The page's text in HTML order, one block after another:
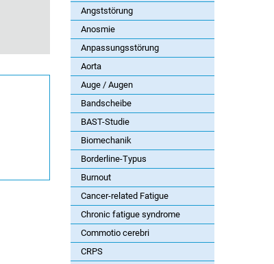
Angststörung
Anosmie
Anpassungsstörung
Aorta
Auge / Augen
Bandscheibe
BAST-Studie
Biomechanik
Borderline-Typus
Burnout
Cancer-related Fatigue
Chronic fatigue syndrome
Commotio cerebri
CRPS